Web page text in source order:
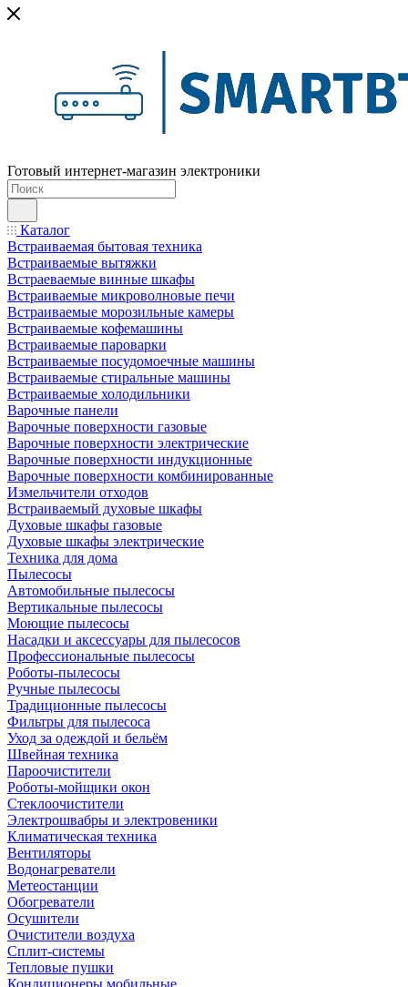
Готовый интернет-магазин электроники
Каталог
Встраиваемая бытовая техника
Встраиваемые вытяжки
Встраеваемые винные шкафы
Встраиваемые микроволновые печи
Встраиваемые морозильные камеры
Встраиваемые кофемашины
Встраиваемые пароварки
Встраиваемые посудомоечные машины
Встраиваемые стиральные машины
Встраиваемые холодильники
Варочные панели
Варочные поверхности газовые
Варочные поверхности электрические
Варочные поверхности индукционные
Варочные поверхности комбинированные
Измельчители отходов
Встраиваемый духовые шкафы
Духовые шкафы газовые
Духовые шкафы электрические
Техника для дома
Пылесосы
Автомобильные пылесосы
Вертикальные пылесосы
Моющие пылесосы
Насадки и аксессуары для пылесосов
Профессиональные пылесосы
Роботы-пылесосы
Ручные пылесосы
Традиционные пылесосы
Фильтры для пылесоса
Уход за одеждой и бельём
Швейная техника
Пароочистители
Роботы-мойщики окон
Стеклоочистители
Электрошвабры и электровеники
Климатическая техника
Вентиляторы
Водонагреватели
Метеостанции
Обогреватели
Осушители
Очистители воздуха
Сплит-системы
Тепловые пушки
Кондиционеры мобильные